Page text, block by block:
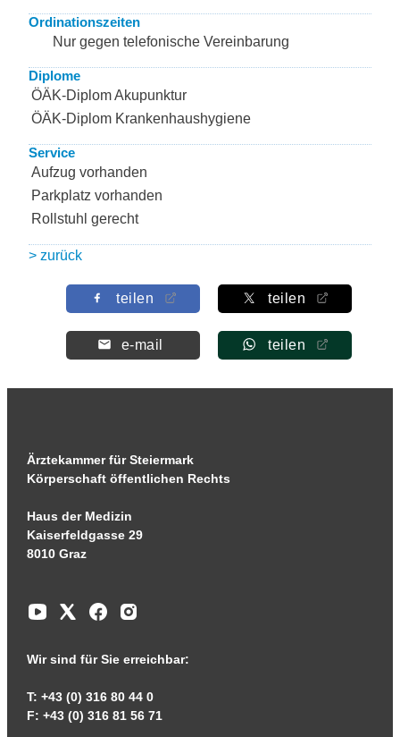
Ordinationszeiten
Nur gegen telefonische Vereinbarung
Diplome
ÖÄK-Diplom Akupunktur
ÖÄK-Diplom Krankenhaushygiene
Service
Aufzug vorhanden
Parkplatz vorhanden
Rollstuhl gerecht
> zurück
teilen teilen
e-mail teilen
Ärztekammer für Steiermark
Körperschaft öffentlichen Rechts
Haus der Medizin
Kaiserfeldgasse 29
8010 Graz
Wir sind für Sie erreichbar:
T: +43 (0) 316 80 44 0
F: +43 (0) 316 81 56 71